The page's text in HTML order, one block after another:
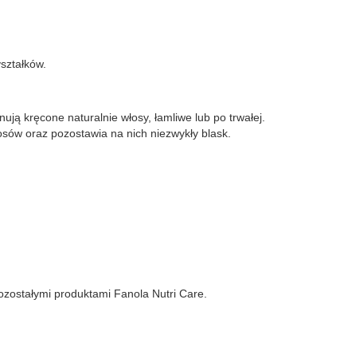
kręcone naturalnie włosy, łamliwe lub po trwałej.
oraz pozostawia na nich niezwykły blask.
produktami Fanola Nutri Care.